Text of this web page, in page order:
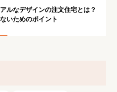
ルなデザインの注文住宅とは？
いためのポイント